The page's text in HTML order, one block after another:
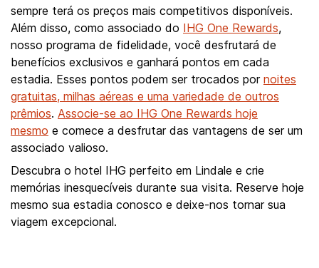
sempre terá os preços mais competitivos disponíveis.
Além disso, como associado do IHG One Rewards,
nosso programa de fidelidade, você desfrutará de
benefícios exclusivos e ganhará pontos em cada
estadia. Esses pontos podem ser trocados por noites
gratuitas, milhas aéreas e uma variedade de outros
prêmios. Associe-se ao IHG One Rewards hoje
mesmo e comece a desfrutar das vantagens de ser um
associado valioso.
Descubra o hotel IHG perfeito em Lindale e crie
memórias inesquecíveis durante sua visita. Reserve hoje
mesmo sua estadia conosco e deixe-nos tornar sua
viagem excepcional.